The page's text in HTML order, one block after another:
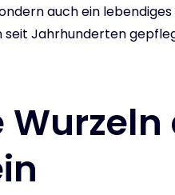
auch ein
seit Jahrhunderten